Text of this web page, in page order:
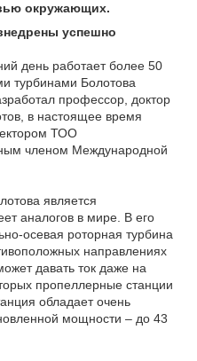
окружающих.
успешно
день работает более 50
турбинами Болотова
профессор, доктор
в настоящее время
ТОО
членом Международной
является
аналогов в мире. В его
осевая роторная турбина
направлениях
давать ток даже на
пропеллерные станции
обладает очень
мощности – до 43